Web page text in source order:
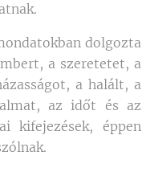
dolgozta
a szeretetet, a
a halált, a
az időt és az
kifejezések, éppen